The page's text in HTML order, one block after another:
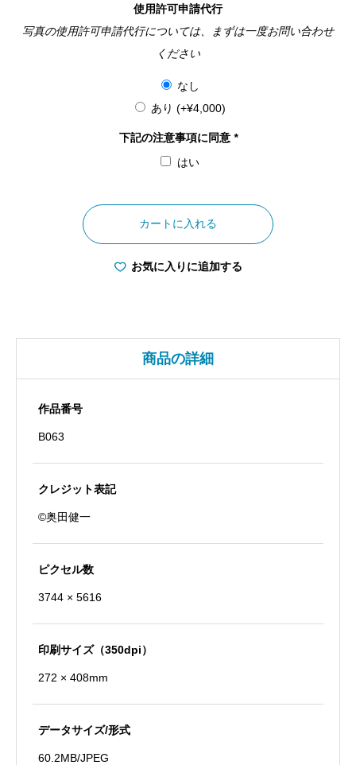
使用許可申請代行
写真の使用許可申請代行については、まずは一度お問い合わせ
ください
なし
あり (+¥4,000)
下記の注意事項に同意 *
はい
阪
府
天
神
講
個
カートに入れる
お気に入りに追加する
商品の詳細
作品番号
B063
クレジット表記
©奥田健一
ピクセル数
3744 × 5616
印刷サイズ（350dpi）
272 × 408mm
データサイズ/形式
60.2MB/JPEG